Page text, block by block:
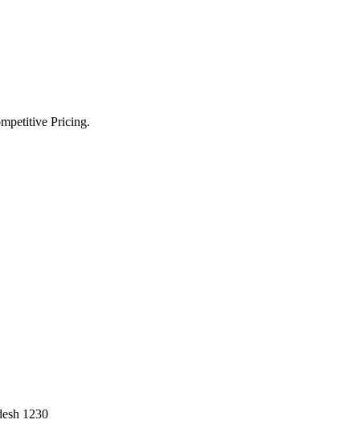
Pricing.
1230